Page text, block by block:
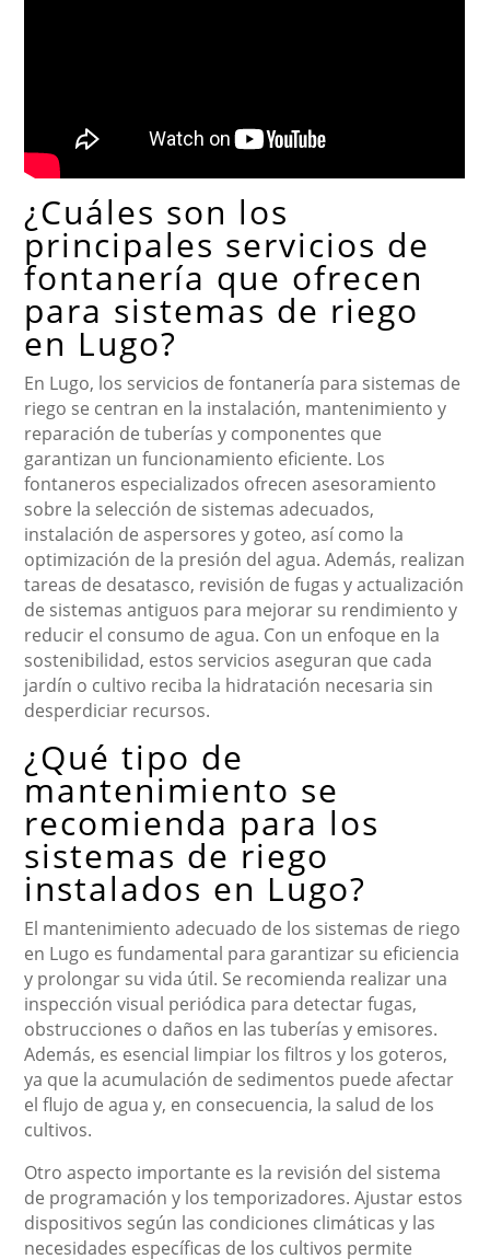
¿Cuáles son los
principales servicios de
fontanería que ofrecen
para sistemas de riego
en Lugo?
En Lugo, los servicios de fontanería para sistemas de
riego se centran en la instalación, mantenimiento y
reparación de tuberías y componentes que
garantizan un funcionamiento eficiente. Los
fontaneros especializados ofrecen asesoramiento
sobre la selección de sistemas adecuados,
instalación de aspersores y goteo, así como la
optimización de la presión del agua. Además, realizan
tareas de desatasco, revisión de fugas y actualización
de sistemas antiguos para mejorar su rendimiento y
reducir el consumo de agua. Con un enfoque en la
sostenibilidad, estos servicios aseguran que cada
jardín o cultivo reciba la hidratación necesaria sin
desperdiciar recursos.
¿Qué tipo de
mantenimiento se
recomienda para los
sistemas de riego
instalados en Lugo?
El mantenimiento adecuado de los sistemas de riego
en Lugo es fundamental para garantizar su eficiencia
y prolongar su vida útil. Se recomienda realizar una
inspección visual periódica para detectar fugas,
obstrucciones o daños en las tuberías y emisores.
Además, es esencial limpiar los filtros y los goteros,
ya que la acumulación de sedimentos puede afectar
el flujo de agua y, en consecuencia, la salud de los
cultivos.
Otro aspecto importante es la revisión del sistema
de programación y los temporizadores. Ajustar estos
dispositivos según las condiciones climáticas y las
necesidades específicas de los cultivos permite